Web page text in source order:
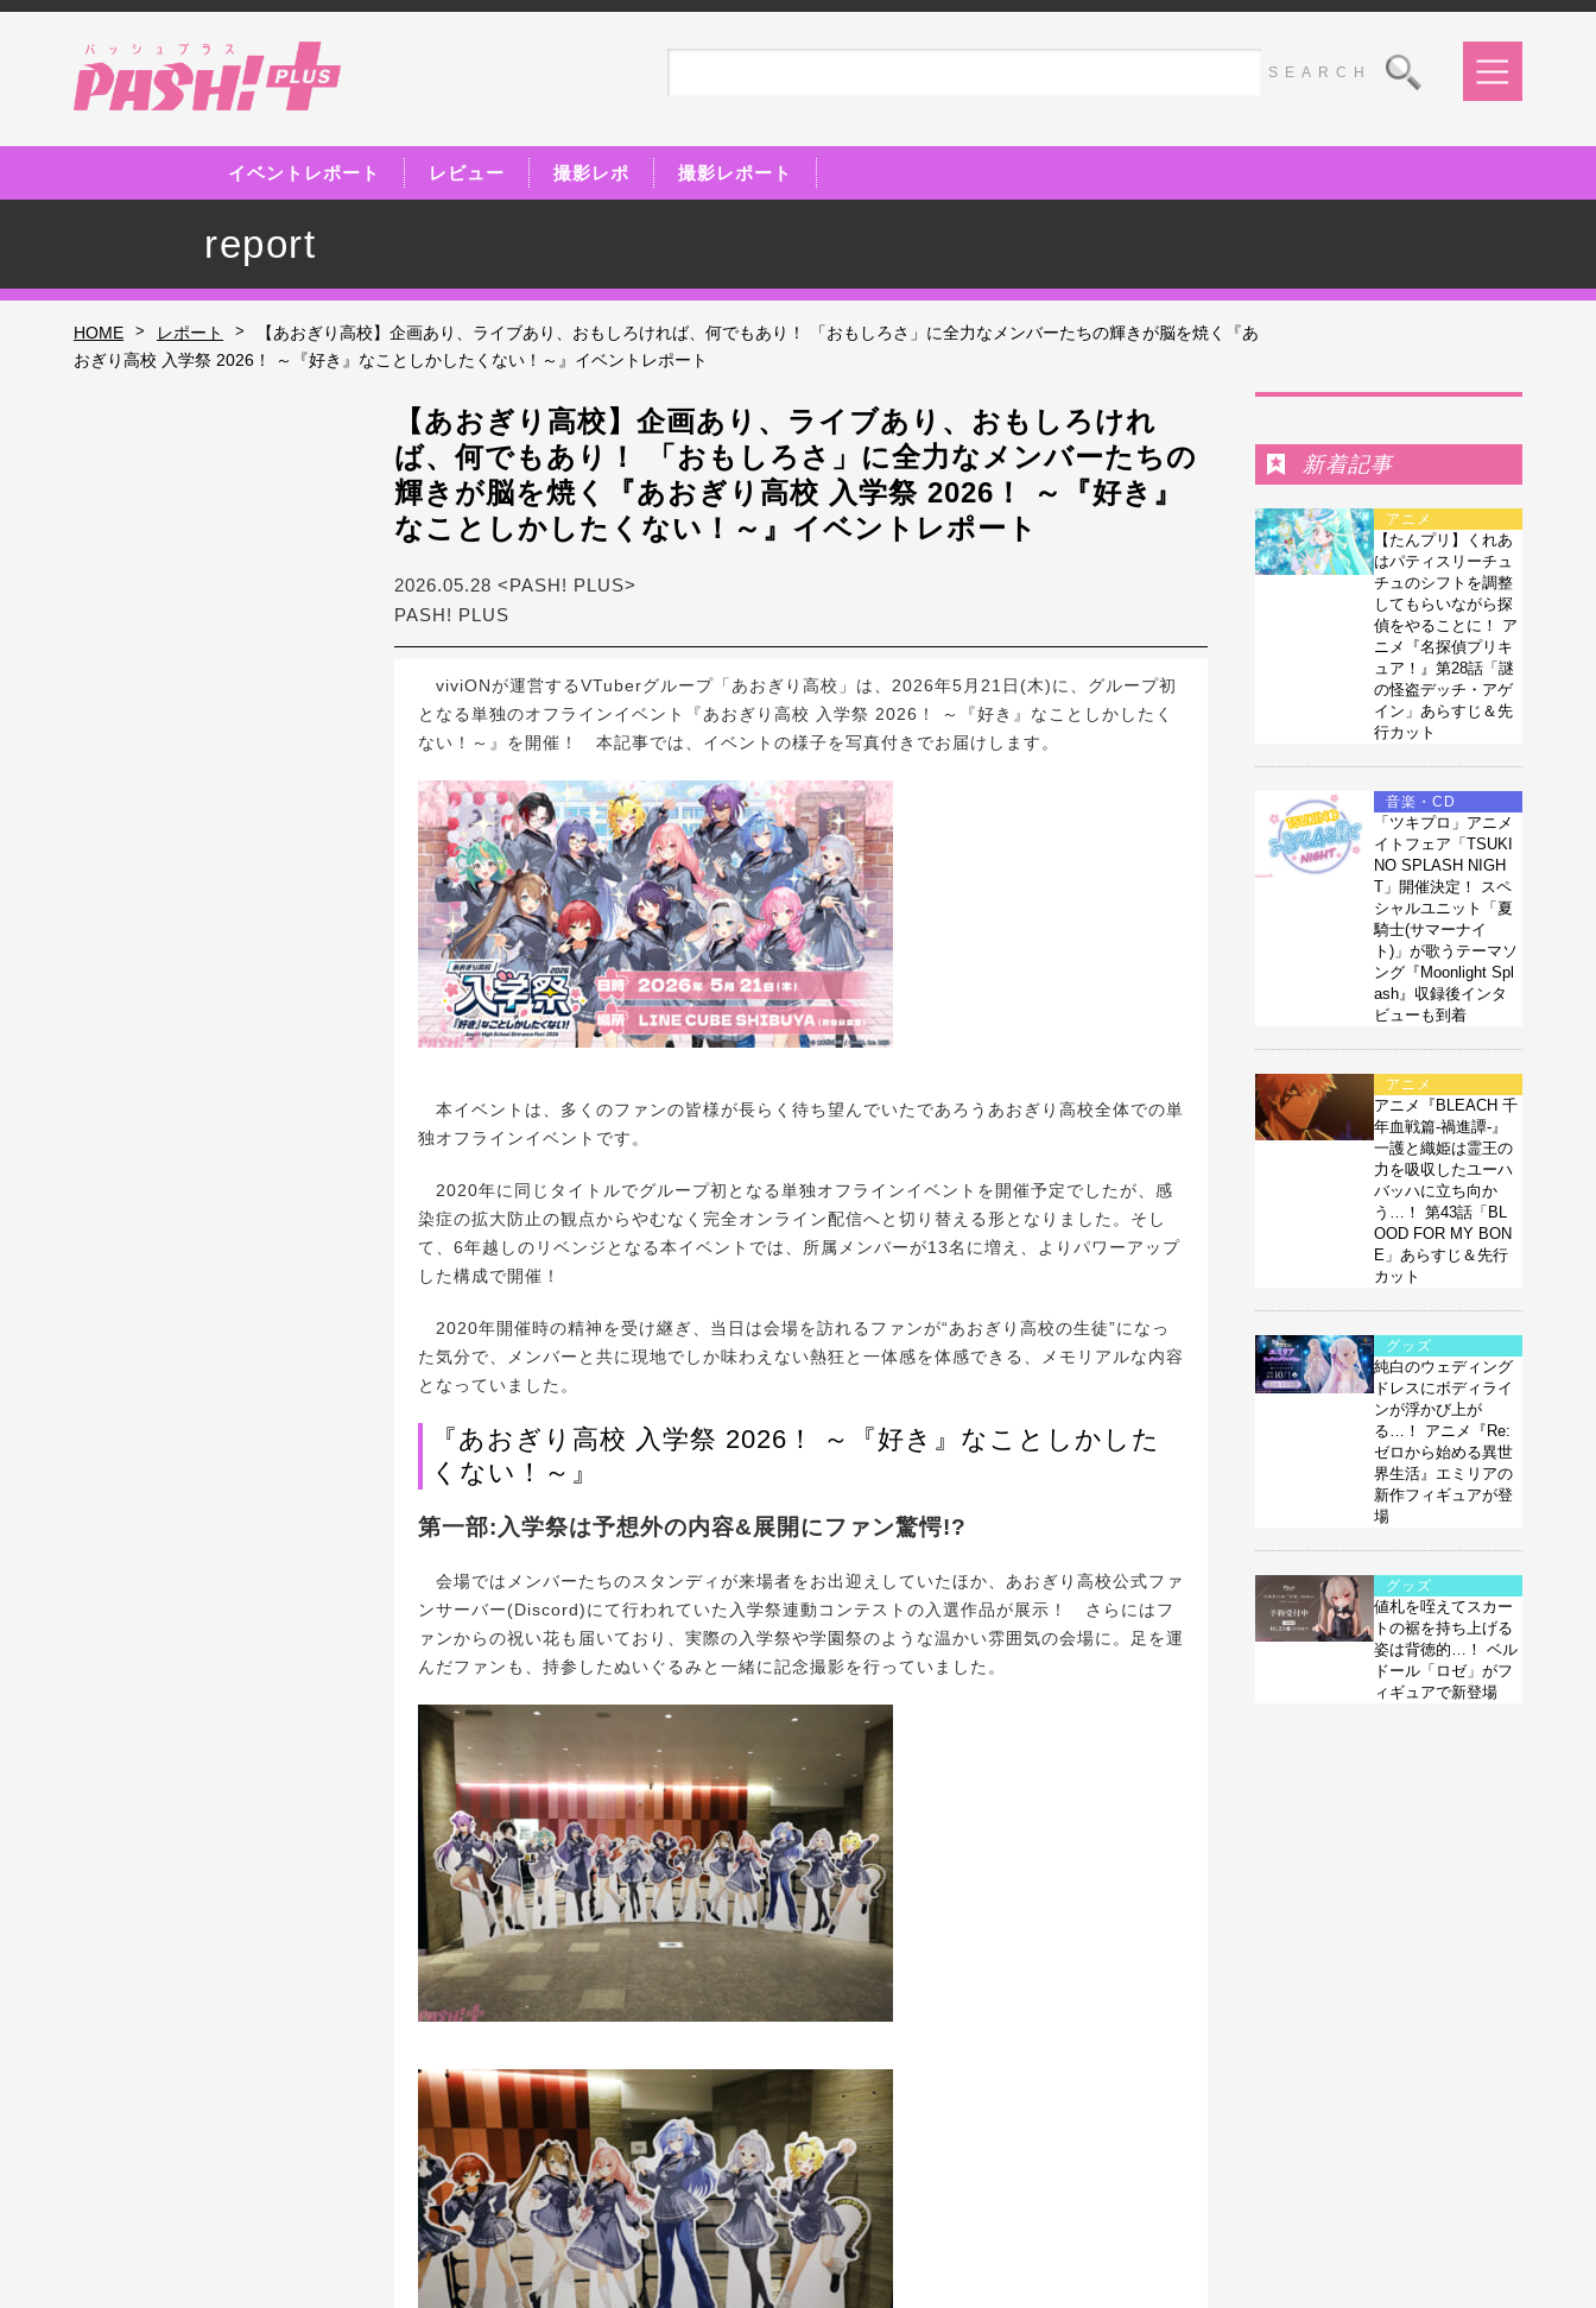
イベントレポート レビュー 撮影レポ 撮影レポート
report
HOME > レポート >
【あおぎり高校】企画あり、ライブあり、おもしろければ、何でもあり！ 「おもしろさ」に全力なメンバーたちの輝きが脳を焼く『あ
おぎり高校 入学祭 2026！ ～『好き』なことしかしたくない！～』イベントレポート
【あおぎり高校】企画あり、ライブあり、おもしろけれ
ば、何でもあり！ 「おもしろさ」に全力なメンバーたちの
輝きが脳を焼く『あおぎり高校 入学祭 2026！ ～『好き』
なことしかしたくない！～』イベントレポート
2026.05.28 <PASH! PLUS>
PASH! PLUS
viviONが運営するVTuberグループ「あおぎり高校」は、2026年5月21日(木)に、グループ初
となる単独のオフラインイベント『あおぎり高校 入学祭 2026！ ～『好き』なことしかしたく
ない！～』を開催！ 本記事では、イベントの様子を写真付きでお届けします。
本イベントは、多くのファンの皆様が長らく待ち望んでいたであろうあおぎり高校全体での単
独オフラインイベントです。
2020年に同じタイトルでグループ初となる単独オフラインイベントを開催予定でしたが、感
染症の拡大防止の観点からやむなく完全オンライン配信へと切り替える形となりました。そし
て、6年越しのリベンジとなる本イベントでは、所属メンバーが13名に増え、よりパワーアップ
した構成で開催！
2020年開催時の精神を受け継ぎ、当日は会場を訪れるファンが“あおぎり高校の生徒”になっ
た気分で、メンバーと共に現地でしか味わえない熱狂と一体感を体感できる、メモリアルな内容
となっていました。
『あおぎり高校 入学祭 2026！ ～『好き』なことしかした
くない！～』
第一部:入学祭は予想外の内容&展開にファン驚愕!?
会場ではメンバーたちのスタンディが来場者をお出迎えしていたほか、あおぎり高校公式ファ
ンサーバー(Discord)にて行われていた入学祭連動コンテストの入選作品が展示！ さらにはフ
ァンからの祝い花も届いており、実際の入学祭や学園祭のような温かい雰囲気の会場に。足を運
んだファンも、持参したぬいぐるみと一緒に記念撮影を行っていました。
新着記事
アニメ
【たんプリ】くれあ
はパティスリーチュ
チュのシフトを調整
してもらいながら探
偵をやることに！ ア
ニメ『名探偵プリキ
ュア！』第28話「謎
の怪盗デッチ・アゲ
イン」あらすじ＆先
行カット
音楽・CD
「ツキプロ」アニメ
イトフェア「TSUKI
NO SPLASH NIGH
T」開催決定！ スペ
シャルユニット「夏
騎士(サマーナイ
ト)」が歌うテーマソ
ング『Moonlight Spl
ash』収録後インタ
ビューも到着
アニメ
アニメ『BLEACH 千
年血戦篇-禍進譚-』
一護と織姫は霊王の
力を吸収したユーハ
バッハに立ち向か
う…！ 第43話「BL
OOD FOR MY BON
E」あらすじ＆先行
カット
グッズ
純白のウェディング
ドレスにボディライ
ンが浮かび上が
る…！ アニメ『Re:
ゼロから始める異世
界生活』エミリアの
新作フィギュアが登
場
グッズ
値札を咥えてスカー
トの裾を持ち上げる
姿は背徳的…！ ベル
ドール「ロゼ」がフ
ィギュアで新登場